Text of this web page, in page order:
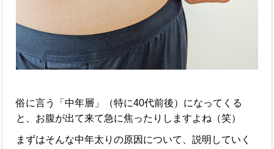
俗に言う「中年層」（特に40代前後）になってくる
と、お腹が出て来て急に焦ったりしますよね（笑）
まずはそんな中年太りの原因について、説明していく